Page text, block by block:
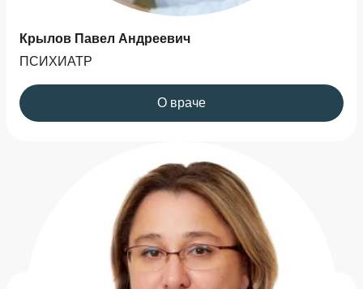
Крылов Павел Андреевич
ПСИХИАТР
О враче